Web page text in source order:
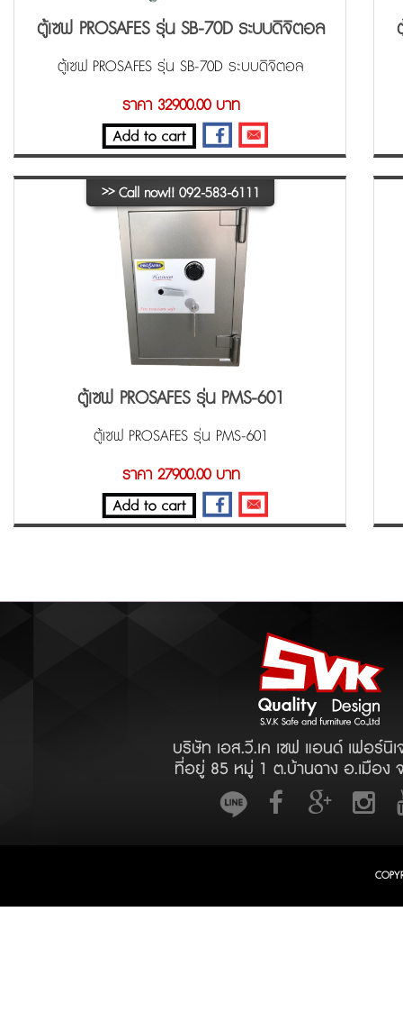
ตู้เซฟ PROSAFES รุ่น SB-70D ระบบดิจิตอล
ตู้เซฟ PROSAFES รุ่น SB-70D ระบบดิจิตอล
ราคา 32900.00 บาท
>> Call now!! 092-583-6111
ตู้เซฟ PROSAFES รุ่น PMS-601
ตู้เซฟ PROSAFES รุ่น PMS-601
ราคา 27900.00 บาท
บริษัท เอส.วี.เค เซฟ แอนด์ เฟอร์นิ
ที่อยู่ 85 หมู่ 1 ต.บ้านฉาง อ.เมือง